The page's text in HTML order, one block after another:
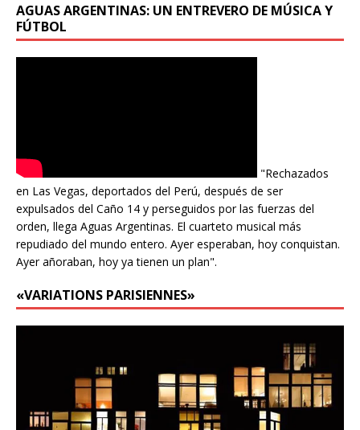
AGUAS ARGENTINAS: UN ENTREVERO DE MÚSICA Y
FÚTBOL
"Rechazados
en Las Vegas, deportados del Perú, después de ser
expulsados del Caño 14 y perseguidos por las fuerzas del
orden, llega Aguas Argentinas. El cuarteto musical más
repudiado del mundo entero. Ayer esperaban, hoy conquistan.
Ayer añoraban, hoy ya tienen un plan".
«VARIATIONS PARISIENNES»